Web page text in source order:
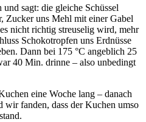
sagt: die gleiche Schüssel
Zucker uns Mehl mit einer Gabel
nicht richtig streuselig wird, mehr
Schokotropfen uns Erdnüsse
Dann bei 175 °C angeblich 25
40 Min. drinne – also unbedingt
eine Woche lang – danach
wir fanden, dass der Kuchen umso